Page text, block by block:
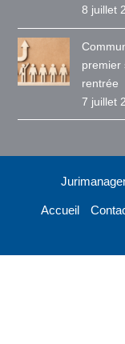
8 juillet
premier
rentrée
7 juillet
Accueil